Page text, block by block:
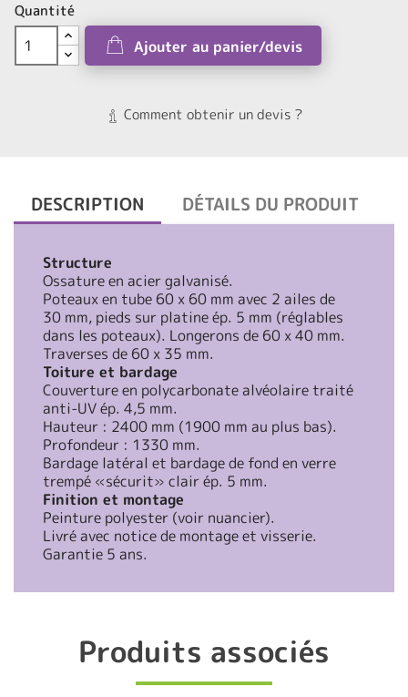
Quantité
Ajouter au panier/devis
Comment obtenir un devis ?
DESCRIPTION DÉTAILS DU PRODUIT
Structure
Ossature en acier galvanisé.
Poteaux en tube 60 x 60 mm avec 2 ailes de
30 mm, pieds sur platine ép. 5 mm (réglables
dans les poteaux). Longerons de 60 x 40 mm.
Traverses de 60 x 35 mm.
Toiture et bardage
Couverture en polycarbonate alvéolaire traité
anti-UV ép. 4,5 mm.
Hauteur : 2400 mm (1900 mm au plus bas).
Profondeur : 1330 mm.
Bardage latéral et bardage de fond en verre
trempé «sécurit» clair ép. 5 mm.
Finition et montage
Peinture polyester (voir nuancier).
Livré avec notice de montage et visserie.
Garantie 5 ans.
Produits associés